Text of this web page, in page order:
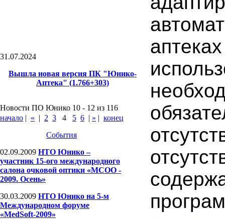
31.07.2024
Вышла новая версия ПК "Юнико-
Аптека" (1.766+303)
Новости ПО Юнико 10 - 12 из 116
начало | « | 2 3 4 5 6 | » | конец
События
02.09.2009 НТО Юнико –
участник 15-ого международного
салона очковой оптики «МСОО -
2009. Осень»
30.03.2009 НТО Юнико на 5-м
Международном форуме
«MedSoft-2009»